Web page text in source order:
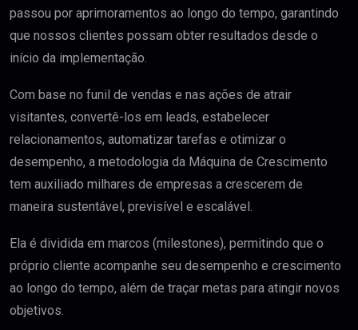
passou por aprimoramentos ao longo do tempo, garantindo
que nossos clientes possam obter resultados desde o
início da implementação.
Com base no funil de vendas e nas ações de atrair
visitantes, convertê-los em leads, estabelecer
relacionamentos, automatizar tarefas e otimizar o
desempenho, a metodologia da Máquina de Crescimento
tem auxiliado milhares de empresas a crescerem de
maneira sustentável, previsível e escalável.
Ela é dividida em marcos (milestones), permitindo que o
próprio cliente acompanhe seu desempenho e crescimento
ao longo do tempo, além de traçar metas para atingir novos
objetivos.